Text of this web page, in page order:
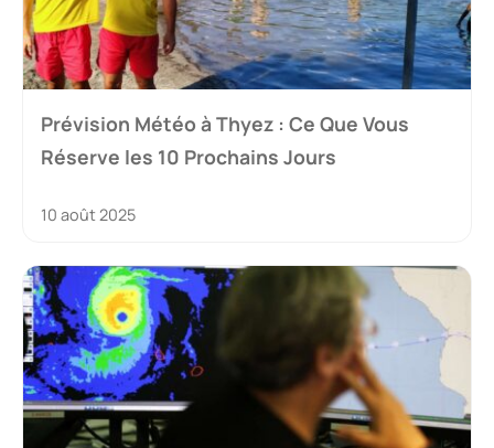
Prévision Météo à Thyez : Ce Que Vous
Réserve les 10 Prochains Jours
10 août 2025